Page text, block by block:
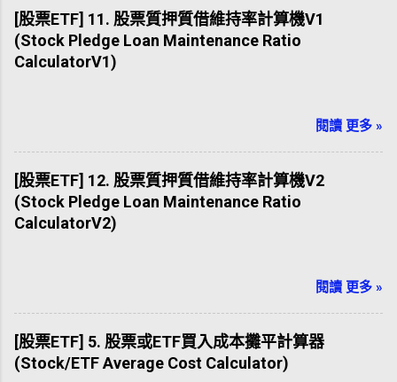
[股票ETF] 11. 股票質押質借維持率計算機V1
(Stock Pledge Loan Maintenance Ratio
CalculatorV1)
閱讀 更多 »
[股票ETF] 12. 股票質押質借維持率計算機V2
(Stock Pledge Loan Maintenance Ratio
CalculatorV2)
閱讀 更多 »
[股票ETF] 5. 股票或ETF買入成本攤平計算器
(Stock/ETF Average Cost Calculator)